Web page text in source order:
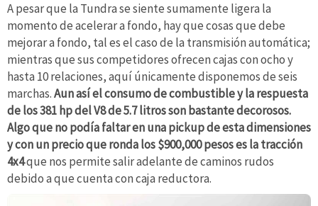
A pesar que la Tundra se siente sumamente ligera la
momento de acelerar a fondo, hay que cosas que debe
mejorar a fondo, tal es el caso de la transmisión automática;
mientras que sus competidores ofrecen cajas con ocho y
hasta 10 relaciones, aquí únicamente disponemos de seis
marchas.Aun así el consumo de combustible y la respuesta
de los 381 hpdel V8 de 5.7 litrosson bastante decorosos.
Algo que no podía faltar en una pickup de esta dimensiones
y con un precio que ronda los $900,000 pesos es la tracción
4x4que nos permite salir adelante de caminos rudos
debido a que cuenta con caja reductora.